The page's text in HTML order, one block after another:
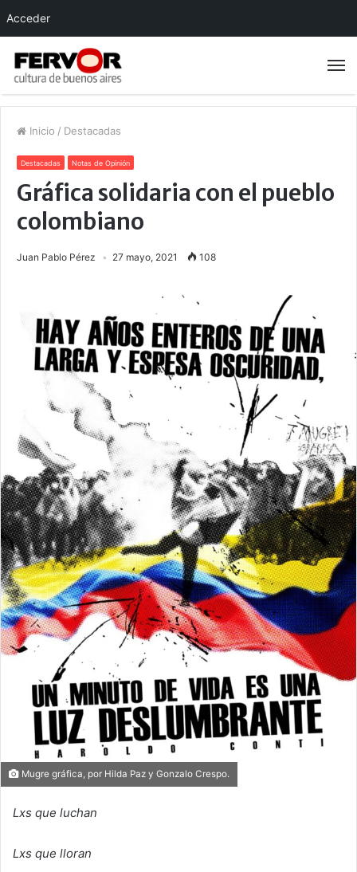
Inicio / Destacadas
Destacadas Notas de Opinión
Gráfica solidaria con el pueblo
colombiano
Juan Pablo Pérez 27 mayo, 2021 108
Mugre gráfica, por Hilda Paz y Gonzalo Crespo.
Lxs que luchan
Lxs que lloran
Acceder